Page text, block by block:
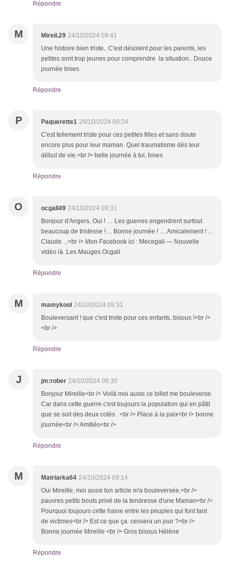
Répondre
M Mireil.29 24/10/2024 09:41
Une histoire bien triste.. C'est désolent pour les parents, les
petites sont trop jeunes pour comprendre la situation.. Douce
journée bises.
Répondre
P Paquerette1 24/10/2024 09:34
C'est tellement triste pour ces petites filles et sans doute
encore plus pour leur maman. Quel traumatisme dès leur
début de vie.<br /> belle journée à toi, bises
Répondre
O ocgall49 24/10/2024 09:31
Bonjour d'Angers, Oui ! … Les guerres engendrent surtout
beaucoup de tristesse ! ... Bonne journée ! .... Amicalement ! ...
Claude ...<br /> Mon Facebook ici : Mecegall — Nouvelle
vidéo là :Les Mauges Ocgall
Répondre
M mamykool 24/10/2024 09:31
Bouleversant ! que c'est triste pour ces enfants, bisous !<br />
<br />
Répondre
J jm:rober 24/10/2024 09:30
Bonjour Mireille<br /> Voilà moi aussi ce billet me bouleverse.
Car dans cette guerre c'est toujours la population qui en pâtit
que se soit des deux cotés . <br /> Place à la paix<br /> bonne
journée<br /> Amitiés<br />
Répondre
M Matriarka64 24/10/2024 09:14
Oui Mireille, moi aussi ton article m'a bouleversée,<br />
pauvres petits bouts privé de la tendresse d'une Maman<br />
Pourquoi toujours cette haine entre les peuples qui font tant
de victimes<br /> Est ce que ça cessera un jour ?<br />
Bonne journée Mireille <br /> Gros bisous Hélène
Répondre